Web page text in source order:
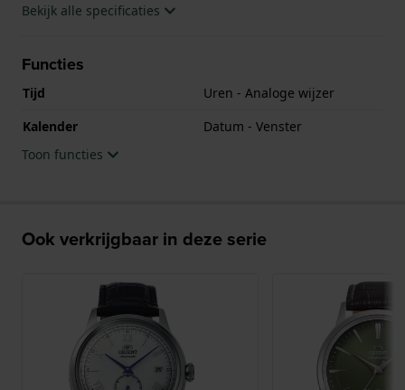
Bekijk alle specificaties
Functies
Tijd
Uren - Analoge wijzer
Kalender
Datum - Venster
Toon functies
Ook verkrijgbaar in deze serie